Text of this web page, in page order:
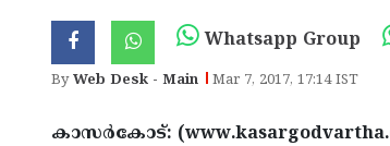
Whatsapp Group
ByWeb Desk - Main Mar 7, 2017, 17:14 IST
കാസര്‍കോട്: